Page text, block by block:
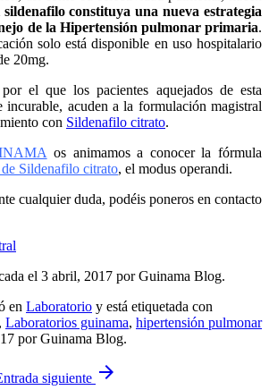
constituya una nueva estrategia
de la Hipertensión pulmonar primaria.
solo está disponible en uso hospitalario
20mg.
el que los pacientes aquejados de esta
incurable, acuden a la formulación magistral
con Sildenafilo citrato.
os animamos a conocer la fórmula
de Sildenafilo citrato, el modus operandi.
cualquier duda, podéis poneros en contacto
el 3 abril, 2017 por Guinama Blog.
en Laboratorio y está etiquetada con
, Laboratorios guinama, hipertensión pulmonar
por Guinama Blog.
siguiente arrow_forward